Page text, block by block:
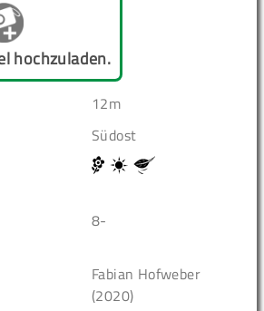
hochzuladen.
12m
Südost
8-
Fabian Hofweber
(2020)